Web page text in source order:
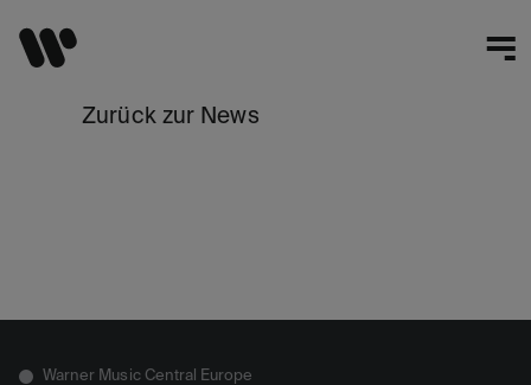
Zurück zur News
Warner Music Central Europe